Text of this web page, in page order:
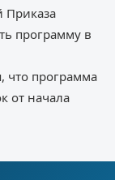
Приказа
программу в
что программа
от начала